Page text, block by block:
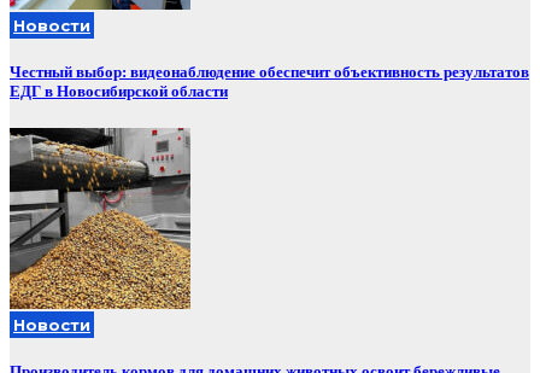
Новости
Честный выбор: видеонаблюдение обеспечит объективность результатов
ЕДГ в Новосибирской области
Новости